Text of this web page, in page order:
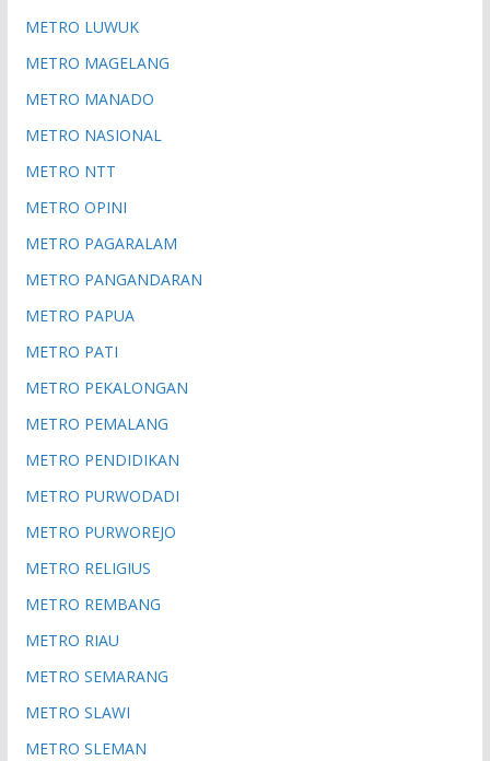
METRO LUWUK
METRO MAGELANG
METRO MANADO
METRO NASIONAL
METRO NTT
METRO OPINI
METRO PAGARALAM
METRO PANGANDARAN
METRO PAPUA
METRO PATI
METRO PEKALONGAN
METRO PEMALANG
METRO PENDIDIKAN
METRO PURWODADI
METRO PURWOREJO
METRO RELIGIUS
METRO REMBANG
METRO RIAU
METRO SEMARANG
METRO SLAWI
METRO SLEMAN